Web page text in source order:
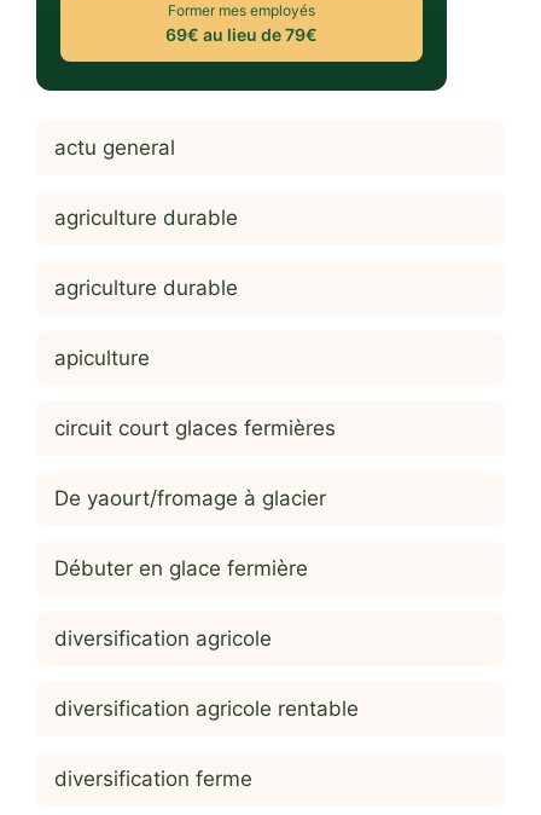
Former mes employés
69€ au lieu de 79€
actu general
agriculture durable
agriculture durable
apiculture
circuit court glaces fermières
De yaourt/fromage à glacier
Débuter en glace fermière
diversification agricole
diversification agricole rentable
diversification ferme